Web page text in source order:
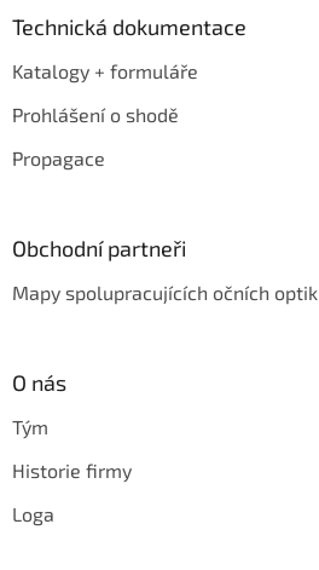
Technická dokumentace
Katalogy + formuláře
Prohlášení o shodě
Propagace
Obchodní partneři
Mapy spolupracujících očních optik
O nás
Tým
Historie firmy
Loga